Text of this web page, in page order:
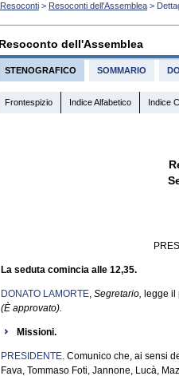
Resoconti > Resoconti dell'Assemblea >
Resoconto dell'Assemblea
STENOGRAFICO SOMMARIO
Frontespizio Indice Alfabetico Indice
La seduta comincia alle 12,35.
DONATO LAMORTE, Segretario, legge
(È approvato).
Missioni.
PRESIDENTE. Comunico che, ai sensi
Fava, Tommaso Foti, Jannone, Lucà,